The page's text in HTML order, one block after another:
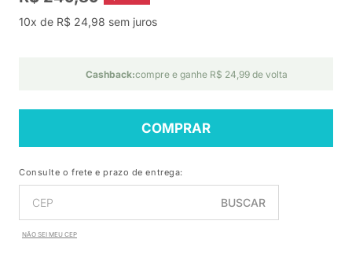
10x de R$ 24,98 sem juros
Cashback:compre e ganhe R$ 24,99 de volta
COMPRAR
Consulte o frete e prazo de entrega:
BUSCAR
NÃO SEI MEU CEP